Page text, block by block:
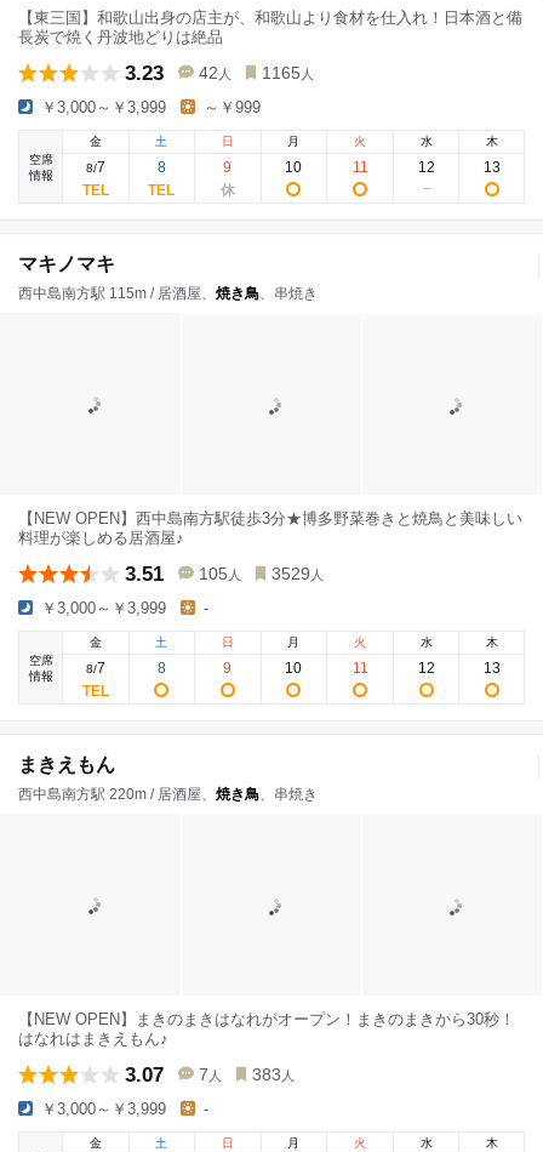
【東三国】和歌山出身の店主が、和歌山より食材を仕入れ！日本酒と備
長炭で焼く丹波地どりは絶品
3.23 42 人 1165 人
￥3,000～￥3,999 ～￥999
空席
情報
金
8/7
土
8
日
9
月
10
火
11
水
12
木
13
マキノマキ
西中島南方駅 115m / 居酒屋、 焼き鳥、串焼き
【NEW OPEN】西中島南方駅徒歩3分★博多野菜巻きと焼鳥と美味しい
料理が楽しめる居酒屋♪
3.51 105 人 3529 人
￥3,000～￥3,999 -
空席
情報
金
8/7
土
8
日
9
月
10
火
11
水
12
木
13
まきえもん
西中島南方駅 220m / 居酒屋、 焼き鳥、串焼き
【NEW OPEN】まきのまきはなれがオープン！まきのまきから30秒！
はなれはまきえもん♪
3.07 7 人 383 人
￥3,000～￥3,999 -
金
土 日 月 火 水 木